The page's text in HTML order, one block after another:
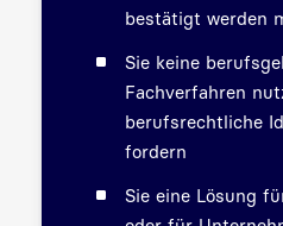
bestätigt werden
Sie keine
Fachverfahren
berufsrechtliche
fordern
Sie eine Lösung